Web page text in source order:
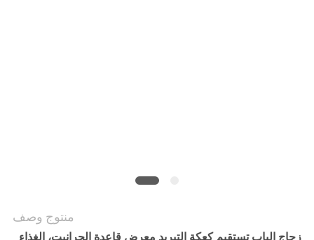
منتوج وصف
زجاج الباب تستقيم كعكة التبريد معرض قاعدة الجرانيت، الغذاء